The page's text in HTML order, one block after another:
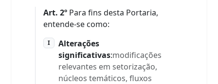
Art. 2º Para fins desta Portaria,
entende-se como:
I
Alterações
significativas:modificações
relevantes em setorização,
núcleos temáticos, fluxos